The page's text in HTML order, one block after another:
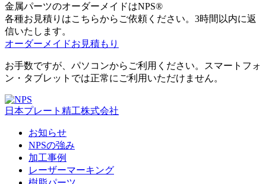
金属パーツのオーダーメイドはNPS®
各種お見積りはこちらからご依頼ください。3時間以内に返
信いたします。
オーダーメイドお見積もり
お手数ですが、パソコンからご利用ください。スマートフォ
ン・タブレットでは正常にご利用いただけません。
日本プレート精工株式会社
お知らせ
NPSの強み
加工事例
レーザーマーキング